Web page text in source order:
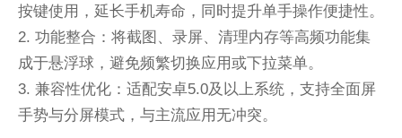
按键使用，延长手机寿命，同时提升单手操作便捷性。
2. 功能整合：将截图、录屏、清理内存等高频功能集
成于悬浮球，避免频繁切换应用或下拉菜单。
3. 兼容性优化：适配安卓5.0及以上系统，支持全面屏
手势与分屏模式，与主流应用无冲突。